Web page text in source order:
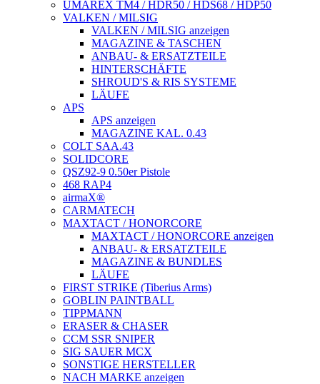
UMAREX TM4 / HDR50 / HDS68 / HDP50
VALKEN / MILSIG
VALKEN / MILSIG anzeigen
MAGAZINE & TASCHEN
ANBAU- & ERSATZTEILE
HINTERSCHÄFTE
SHROUD'S & RIS SYSTEME
LÄUFE
APS
APS anzeigen
MAGAZINE KAL. 0.43
COLT SAA.43
SOLIDCORE
QSZ92-9 0.50er Pistole
468 RAP4
airmaX®
CARMATECH
MAXTACT / HONORCORE
MAXTACT / HONORCORE anzeigen
ANBAU- & ERSATZTEILE
MAGAZINE & BUNDLES
LÄUFE
FIRST STRIKE (Tiberius Arms)
GOBLIN PAINTBALL
TIPPMANN
ERASER & CHASER
CCM SSR SNIPER
SIG SAUER MCX
SONSTIGE HERSTELLER
NACH MARKE anzeigen